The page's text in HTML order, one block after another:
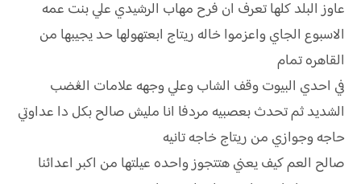
عاوز البلد كلها تعرف ان فرح مهاب الرشيدي علي بنت عمه
الاسبوع الجاي واعزموا خاله ريتاج ابعتهولها حد يجيبها من
القاهره تمام
في احدي البيوت وقف الشاب وعلي وجهه علامات الڠضب
الشديد ثم تحدث بعصبيه مردفا انا مليش صالح بكل دا عداوتي
حاجه وجوازي من ريتاج خاجه تانيه
صالح العم كيف يعني هتتجوز واحده عيلتها من اكبر اعدائنا